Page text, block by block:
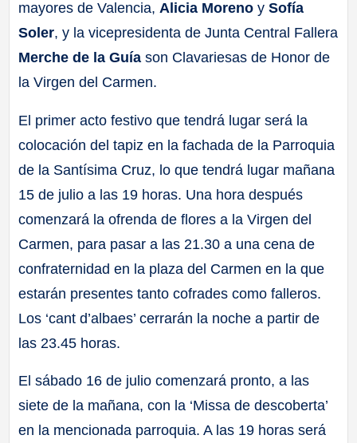
mayores de Valencia, Alicia Moreno ySofía
Soler, y la vicepresidenta de Junta Central Fallera
Merche de la Guía son Clavariesas de Honor de
la Virgen del Carmen.
El primer acto festivo que tendrá lugar será la
colocación del tapiz en la fachada de la Parroquia
de la Santísima Cruz, lo que tendrá lugar mañana
15 de julio a las 19 horas. Una hora después
comenzará la ofrenda de flores a la Virgen del
Carmen, para pasar a las 21.30 a una cena de
confraternidad en la plaza del Carmen en la que
estarán presentes tanto cofrades como falleros.
Los ‘cant d’albaes’ cerrarán la noche a partir de
las 23.45 horas.
El sábado 16 de julio comenzará pronto, a las
siete de la mañana, con la ‘Missa de descoberta’
en la mencionada parroquia. A las 19 horas será